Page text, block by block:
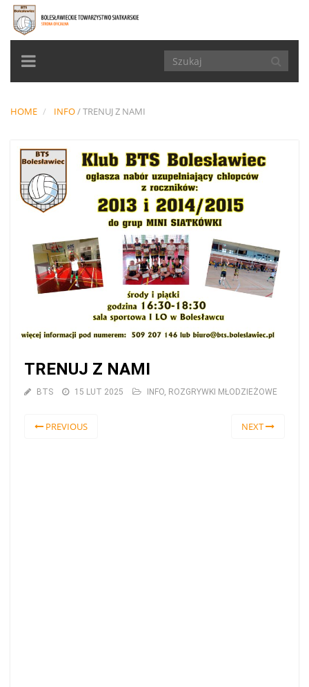
TOGGLE
NAVIGATION
HOME INFO/TRENUJ Z NAMI
TRENUJ Z NAMI
BTS 15 LUT 2025 INFO, ROZGRYWKI MŁODZIEŻOWE
PREVIOUS NEXT